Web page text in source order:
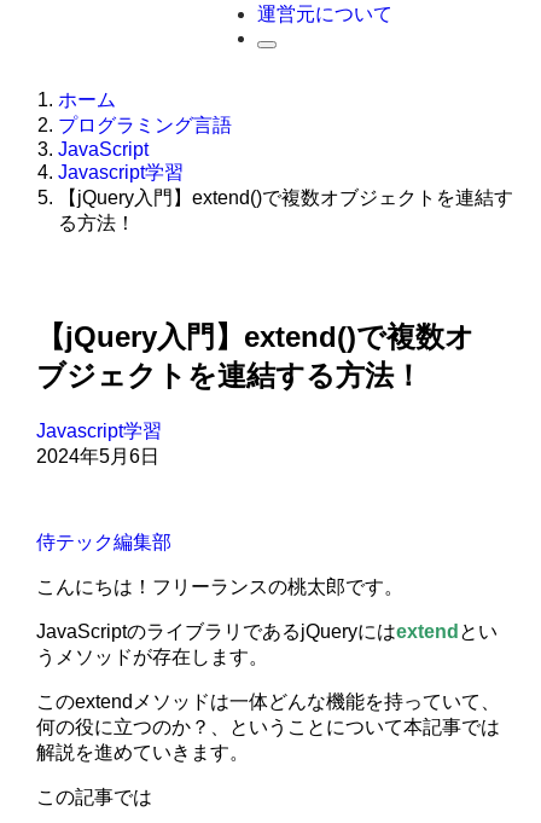
運営元について
ホーム
プログラミング言語
JavaScript
Javascript学習
【jQuery入門】extend()で複数オブジェクトを連結す
る方法！
【jQuery入門】extend()で複数オ
ブジェクトを連結する方法！
Javascript学習
2024年5月6日
侍テック編集部
こんにちは！フリーランスの桃太郎です。
JavaScriptのライブラリであるjQueryにはextend とい
うメソッドが存在します。
このextendメソッドは一体どんな機能を持っていて、
何の役に立つのか？、ということについて本記事では
解説を進めていきます。
この記事では